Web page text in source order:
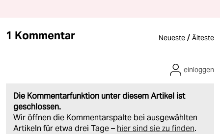
1 Kommentar Neueste / Älteste
Die Kommentarfunktion unter diesem Artikel ist
geschlossen.
Wir öffnen die Kommentarspalte bei ausgewählten
Artikeln für etwa drei Tage – hier sind sie zu finden.
einloggen